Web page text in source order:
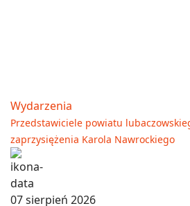
Wydarzenia
Przedstawiciele powiatu
zaprzysiężenia Karola Nawrockiego
07 sierpień 2026